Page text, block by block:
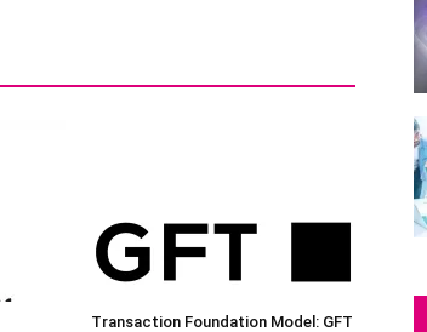
Transaction Foundation Model: GFT